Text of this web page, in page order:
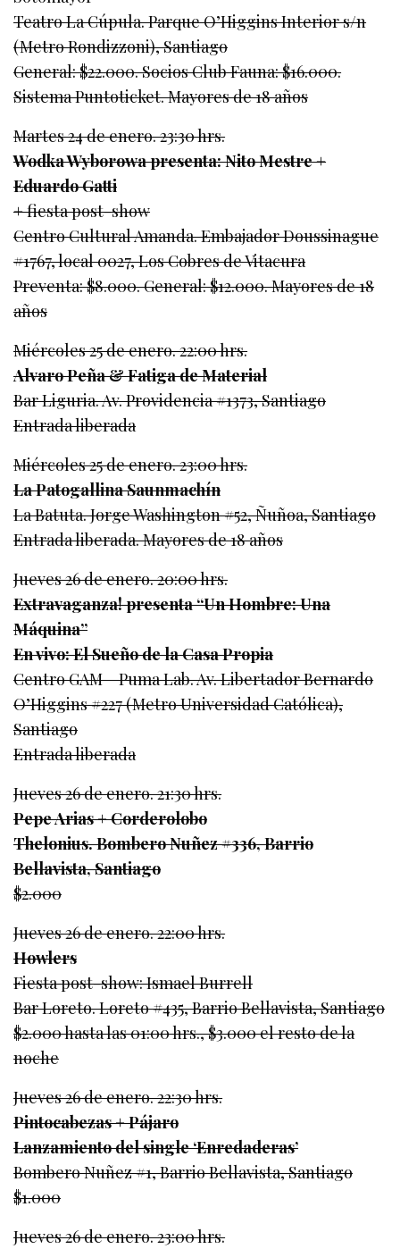
Teatro La Cúpula. Parque O’Higgins Interior s/n
(Metro Rondizzoni), Santiago
General: $22.000. Socios Club Fauna: $16.000.
Sistema Puntoticket. Mayores de 18 años
Martes 24 de enero. 23:30 hrs.
Wodka Wyborowa presenta: Nito Mestre +
Eduardo Gatti
+ fiesta post-show
Centro Cultural Amanda. Embajador Doussinague
#1767, local 0027, Los Cobres de Vitacura
Preventa: $8.000. General: $12.000. Mayores de 18
años
Miércoles 25 de enero. 22:00 hrs.
Alvaro Peña & Fatiga de Material
Bar Liguria. Av. Providencia #1373, Santiago
Entrada liberada
Miércoles 25 de enero. 23:00 hrs.
La Patogallina Saunmachín
La Batuta. Jorge Washington #52, Ñuñoa, Santiago
Entrada liberada. Mayores de 18 años
Jueves 26 de enero. 20:00 hrs.
Extravaganza! presenta “Un Hombre: Una
Máquina”
En vivo: El Sueño de la Casa Propia
Centro GAM – Puma Lab. Av. Libertador Bernardo
O’Higgins #227 (Metro Universidad Católica),
Santiago
Entrada liberada
Jueves 26 de enero. 21:30 hrs.
Pepe Arias + Corderolobo
Thelonius. Bombero Nuñez #336, Barrio
Bellavista, Santiago
$2.000
Jueves 26 de enero. 22:00 hrs.
Howlers
Fiesta post-show: Ismael Burrell
Bar Loreto. Loreto #435, Barrio Bellavista, Santiago
$2.000 hasta las 01:00 hrs., $3.000 el resto de la
noche
Jueves 26 de enero. 22:30 hrs.
Pintocabezas + Pájaro
Lanzamiento del single ‘Enredaderas’
Bombero Nuñez #1, Barrio Bellavista, Santiago
$1.000
Jueves 26 de enero. 23:00 hrs.